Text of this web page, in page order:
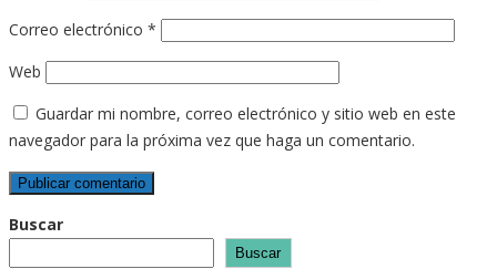
Correo electrónico *
Web
Guardar mi nombre, correo electrónico y sitio web en este
navegador para la próxima vez que haga un comentario.
Buscar
Buscar